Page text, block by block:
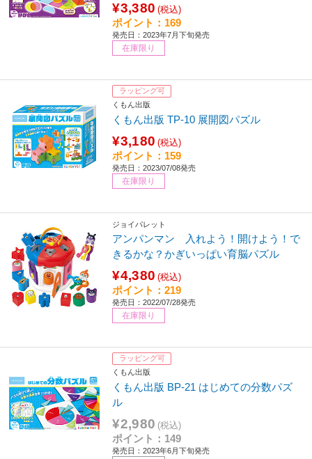
¥3,380 (税込)
ポイント：169
発売日：2023年7月下旬発売
在庫限り
ラッピング可
くもん出版
くもん出版 TP-10 展開図パズル
¥3,180 (税込)
ポイント：159
発売日：2023/07/08発売
在庫限り
ジョイパレット
アンパンマン 入れよう！開けよう！で
きるかな？かぎいっぱい育脳パズル
¥4,380 (税込)
ポイント：219
発売日：2022/07/28発売
在庫限り
ラッピング可
くもん出版
くもん出版 BP-21 はじめての分数パズ
ル
¥2,980 (税込)
ポイント：149
発売日：2023年6月下旬発売